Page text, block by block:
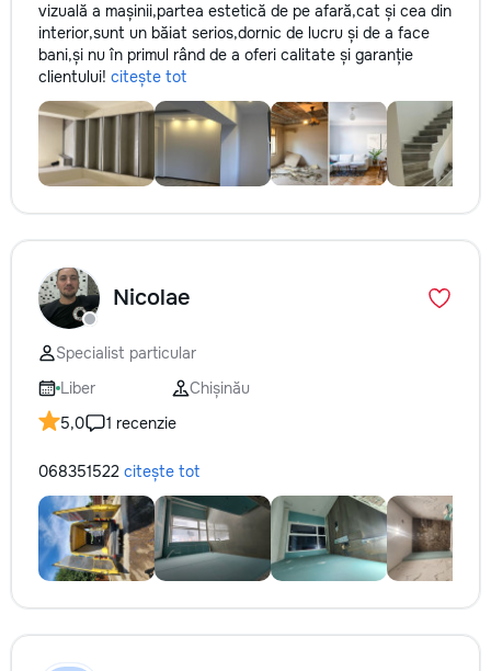
vizuală a mașinii,partea estetică de pe afară,cat și cea din
interior,sunt un băiat serios,dornic de lucru și de a face
bani,și nu în primul rând de a oferi calitate și garanție
clientului! citește tot
Nicolae
Specialist particular
Liber
Chișinău
5,0
1 recenzie
068351522 citește tot